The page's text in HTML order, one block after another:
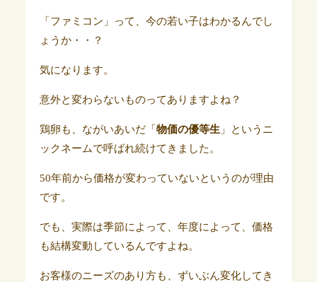
「ファミコン」って、今の若い子はわかるんでし
ょうか・・？
気になります。
意外と変わらないものってありますよね？
鶏卵も、ながいあいだ「 物価の優等生 」というニ
ックネームで呼ばれ続けてきました。
50年前から価格が変わっていないというのが理由
です。
でも、実際は季節によって、年度によって、価格
も結構変動しているんですよね。
お客様のニーズのあり方も、ずいぶん変化してき